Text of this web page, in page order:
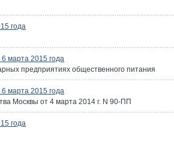
года
марта 2015 года
предприятиях общественного питания
марта 2015 года
Москвы от 4 марта 2014 г. N 90-ПП
года